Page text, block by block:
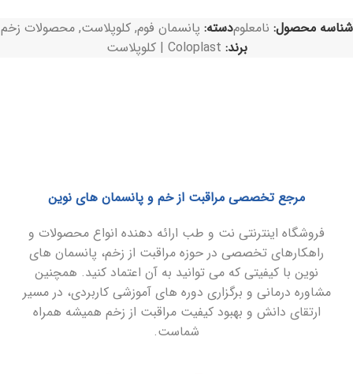
شناسه محصول: نامعلومدسته: پانسمان فوم, کلوپلاست, محصولات زخم
برند: Coloplast | کلوپلاست
مرجع تخصصی مراقبت از خم و پانسمان های نوین
فروشگاه اینترنتی نت و طب ارائه دهنده انواع محصولات و
راهکارهای تخصصی در حوزه مراقبت از زخم، پانسمان های
نوین با کیفیتی که می توانید به آن اعتماد کنید. همچنین
مشاوره درمانی و برگزاری دوره های آموزشی کاربردی، در مسیر
ارتقای دانش و بهبود کیفیت مراقبت از زخم همیشه همراه
شماست.